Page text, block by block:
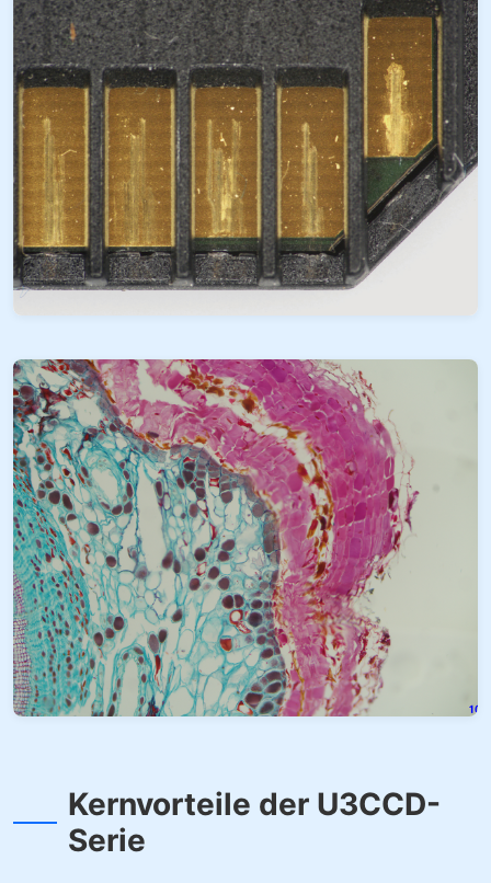
Kernvorteile der U3CCD-
Serie